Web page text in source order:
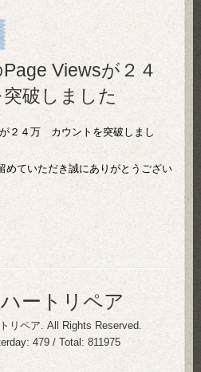
Viewsが２４
破しました
が２４万 カウントを突破しまし
めていただき誠にありがとうござい
ートリペア
リペア. All Rights Reserved.
479/ Total: 811975